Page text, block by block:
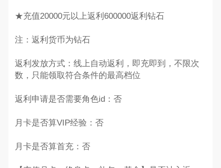
★充值20000元以上返利600000返利钻石
注：返利货币为钻石
返利发放方式：线上自动返利，即充即到，不限次
数，只能领取符合条件的最高档位
返利申请是否需要角色id：否
月卡是否算VIP经验：否
月卡是否算首充：否